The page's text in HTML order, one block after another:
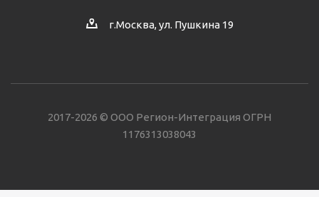
г.Москва, ул. Пушкина 19
2017-2026 © ООО Регион-Интеграция ОГРН
1176313038043